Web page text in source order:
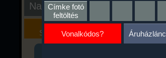
Nap kiértékelése
Kalória
Szimulátor
Szöveges
Értékelés
Címke fotó
feltöltés
Vonalkódos? Áruházlánc